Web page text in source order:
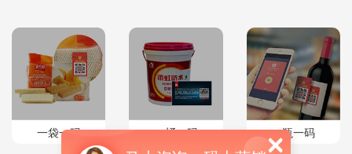
一袋一码 一桶一码 一瓶一码